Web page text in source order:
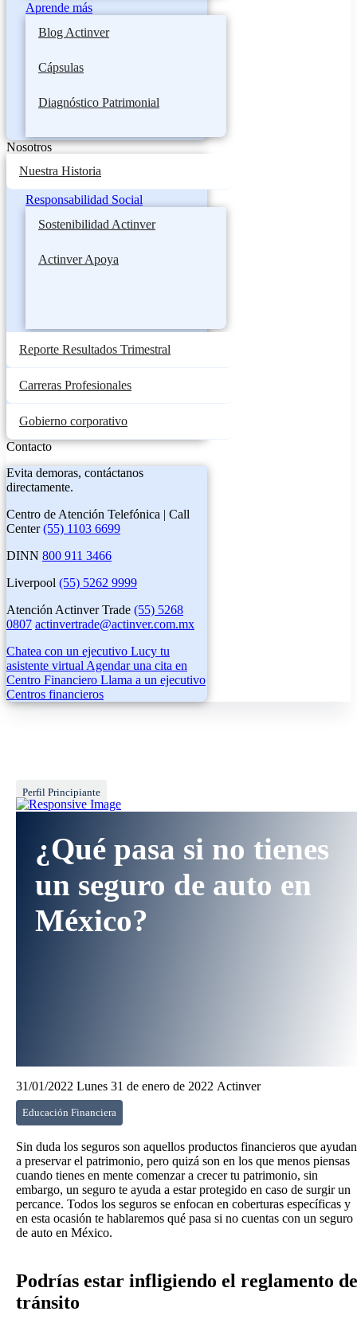
Aprende más
Blog Actinver
Cápsulas
Diagnóstico Patrimonial
Nosotros
Nuestra Historia
Responsabilidad Social
Sostenibilidad Actinver
Actinver Apoya
Reporte Resultados Trimestral
Carreras Profesionales
Gobierno corporativo
Contacto
Evita demoras, contáctanos
directamente.
Centro de Atención Telefónica | Call
Center(55) 1103 6699
DINN 800 911 3466
Liverpool (55) 5262 9999
Atención Actinver Trade (55) 5268
0807 actinvertrade@actinver.com.mx
Chatea con un ejecutivo Lucy tu
asistente virtual Agendar una cita en
Centro Financiero Llama a un ejecutivo
Centros financieros
Perfil Principiante
¿Qué pasa si no tienes
un seguro de auto en
México?
31/01/2022 Lunes 31 de enero de 2022 Actinver
Educación Financiera
Sin duda los seguros son aquellos productos financieros que ayudan
a preservar el patrimonio, pero quizá son en los que menos piensas
cuando tienes en mente comenzar a crecer tu patrimonio, sin
embargo, un seguro te ayuda a estar protegido en caso de surgir un
percance. Todos los seguros se enfocan en coberturas específicas y
en esta ocasión te hablaremos qué pasa si no cuentas con un seguro
de auto en México.
Podrías estar infligiendo el reglamento de
tránsito